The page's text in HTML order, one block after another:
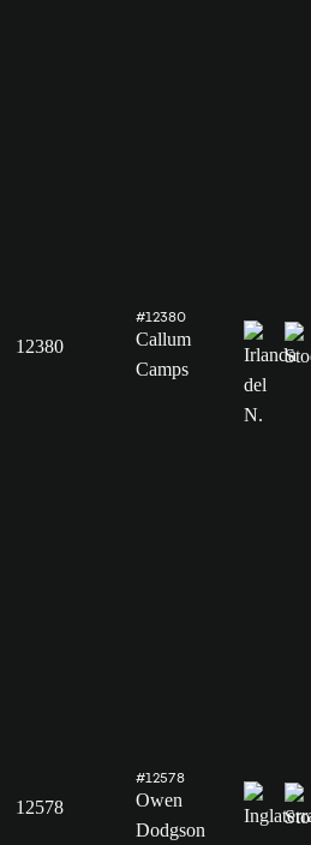
12380
#12380
Callum
Camps
12578
#12578
Owen
Dodgson